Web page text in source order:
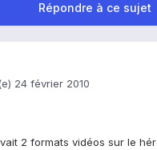
Répondre à ce sujet
24 février 2010
2 formats vidéos sur le